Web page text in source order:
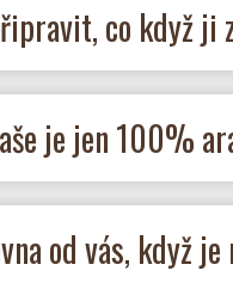
co když ji
je jen 100%
od vás, když